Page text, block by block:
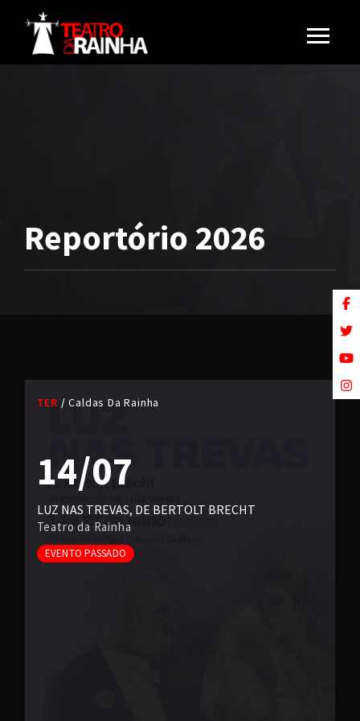
Reportório 2026
TER Caldas Da Rainha
14/07
LUZ NAS TREVAS, DE BERTOLT BRECHT
Teatro da Rainha
EVENTO PASSADO